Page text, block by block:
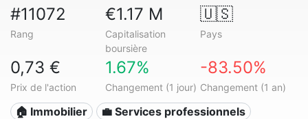
#11072
Rang
€1.17 M
Capitalisation
boursière
🇺🇸
Pays
0,73 €
Prix de l'action
1.67%
Changement (1 jour)
-83.50%
Changement (1 an)
🏠 Immobilier 💼 Services professionnels